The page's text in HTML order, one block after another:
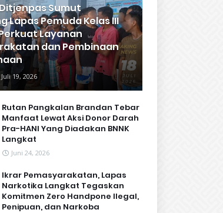
Sumut
Lapas Pemuda Kelas III
Layanan
dan Pembinaan
Juli 19, 2026
Rutan Pangkalan Brandan Tebar
Manfaat Lewat Aksi Donor Darah
Pra-HANI Yang Diadakan BNNK
Langkat
Juni 24, 2026
Ikrar Pemasyarakatan, Lapas
Narkotika Langkat Tegaskan
Komitmen Zero Handpone llegal,
Penipuan, dan Narkoba